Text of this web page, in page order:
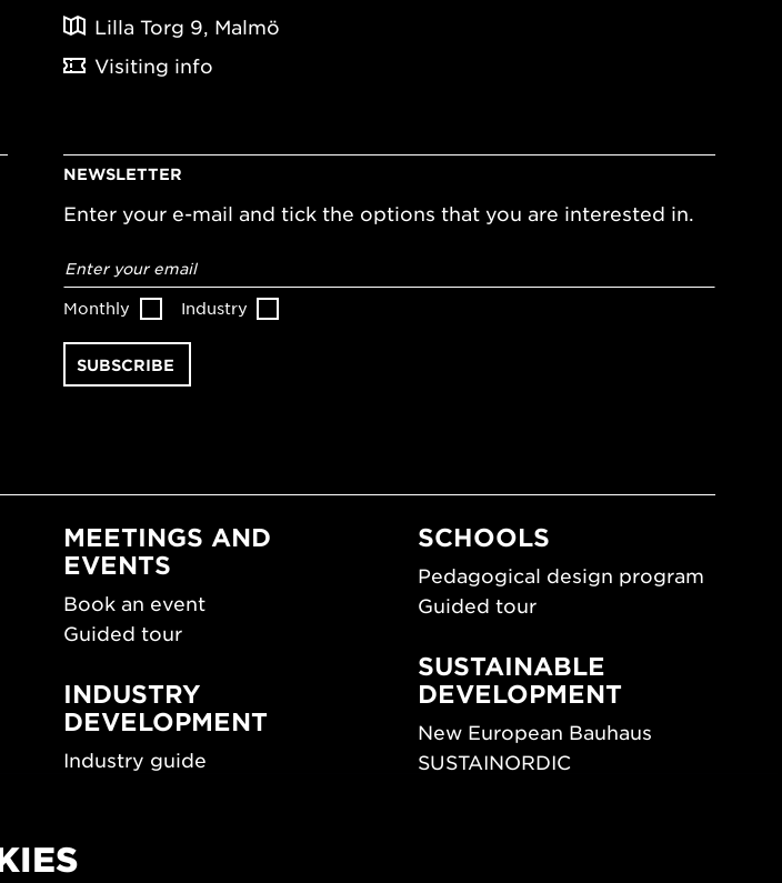
Lilla Torg 9, Malmö
Visiting info
NEWSLETTER
Enter your e-mail and tick the options that you are interested in.
address*
Monthly Industry
MEETINGS AND
EVENTS
Book an event
Guided tour
INDUSTRY
DEVELOPMENT
Industry guide
Days
SPOK
SCHOOLS
Pedagogical design program
Guided tour
SUSTAINABLE
DEVELOPMENT
New European Bauhaus
SUSTAINORDIC